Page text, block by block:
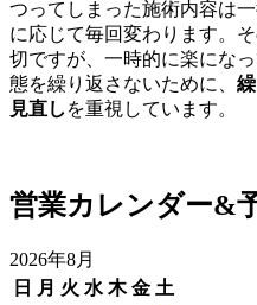
つってしまった施術内容は
に応じて毎回変わります。
切ですが、一時的に楽にな
態を繰り返さないために、
見直し を重視しています。
営業カレンダー&
2026年8月
日
月 火 水 木 金 土